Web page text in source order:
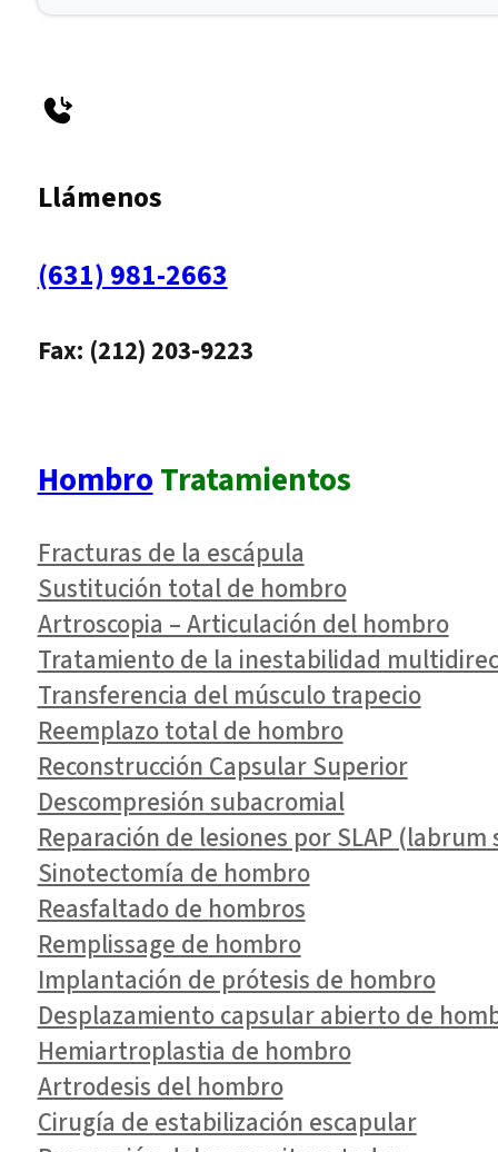
Llámenos
(631) 981-2663
Fax: (212) 203-9223
HombroTratamientos
Fracturas de la escápula
Sustitución total de hombro
Artroscopia – Articulación del hombro
Tratamiento de la inestabilidad
Transferencia del músculo trapecio
Reemplazo total de hombro
Reconstrucción Capsular Superior
Descompresión subacromial
Reparación de lesiones por SLAP
Sinotectomía de hombro
Reasfaltado de hombros
Remplissage de hombro
Implantación de prótesis de hombro
Desplazamiento capsular abierto de
Hemiartroplastia de hombro
Artrodesis del hombro
Cirugía de estabilización escapular